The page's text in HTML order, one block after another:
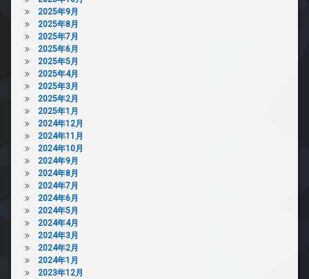
2025年9月
2025年8月
2025年7月
2025年6月
2025年5月
2025年4月
2025年3月
2025年2月
2025年1月
2024年12月
2024年11月
2024年10月
2024年9月
2024年8月
2024年7月
2024年6月
2024年5月
2024年4月
2024年3月
2024年2月
2024年1月
2023年12月